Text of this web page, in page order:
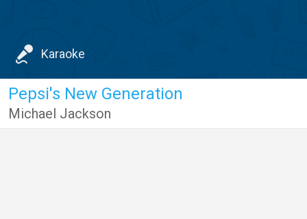
Karaoke
Pepsi's New Generation
Michael Jackson